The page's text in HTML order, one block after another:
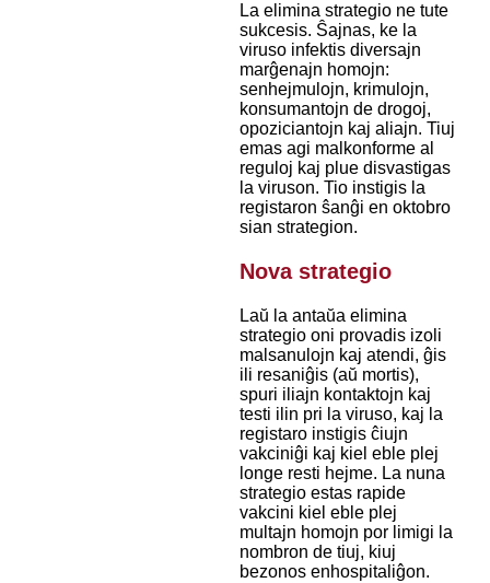
La elimina strategio ne tute
sukcesis. Ŝajnas, ke la
viruso infektis diversajn
marĝenajn homojn:
senhejmulojn, krimulojn,
konsumantojn de drogoj,
opoziciantojn kaj aliajn. Tiuj
emas agi malkonforme al
reguloj kaj plue disvastigas
la viruson. Tio instigis la
registaron ŝanĝi en oktobro
sian strategion.
Nova strategio
Laŭ la antaŭa elimina
strategio oni provadis izoli
malsanulojn kaj atendi, ĝis
ili resaniĝis (aŭ mortis),
spuri iliajn kontaktojn kaj
testi ilin pri la viruso, kaj la
registaro instigis ĉiujn
vakciniĝi kaj kiel eble plej
longe resti hejme. La nuna
strategio estas rapide
vakcini kiel eble plej
multajn homojn por limigi la
nombron de tiuj, kiuj
bezonos enhospitaliĝon.